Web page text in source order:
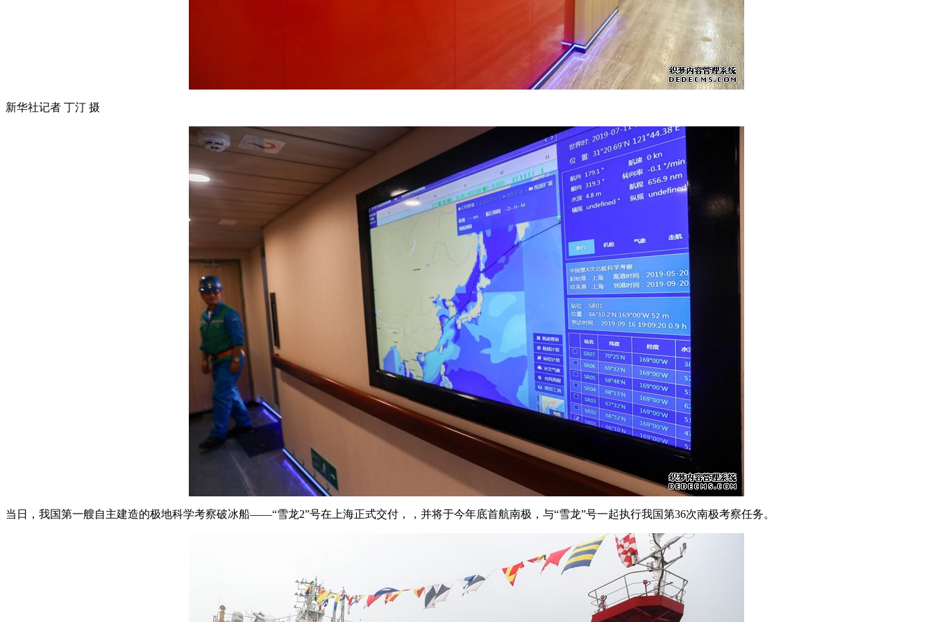
新华社记者 丁汀 摄
当日，我国第一艘自主建造的极地科学考察破冰船——“雪龙2”号在上海正式交付，，并将于今年底首航南极，与“雪龙”号一起执行我国第36次南极考察任务。